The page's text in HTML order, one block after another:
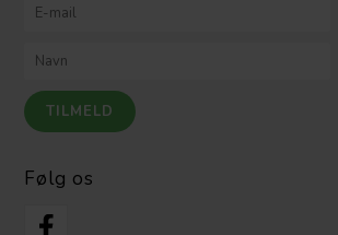
Følg os